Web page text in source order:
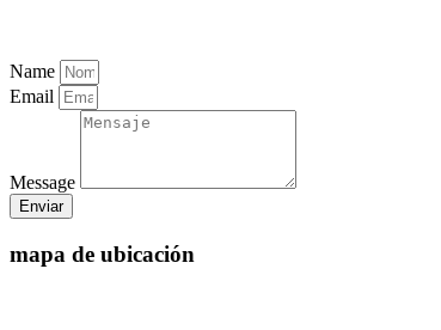
Name
Email
Message
Enviar
mapa de ubicación